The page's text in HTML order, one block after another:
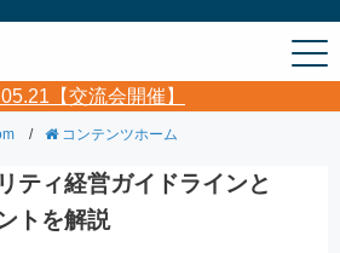
【交流会開催】
/ コンテンツホーム
ティ経営ガイドラインと
トを解説